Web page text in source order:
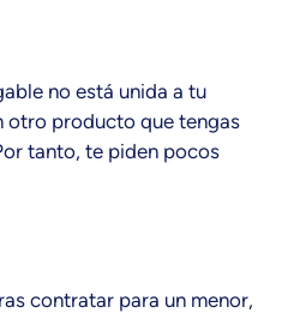
no está unida a tu
otro producto que tengas
tanto, te piden pocos
contratar para un menor,